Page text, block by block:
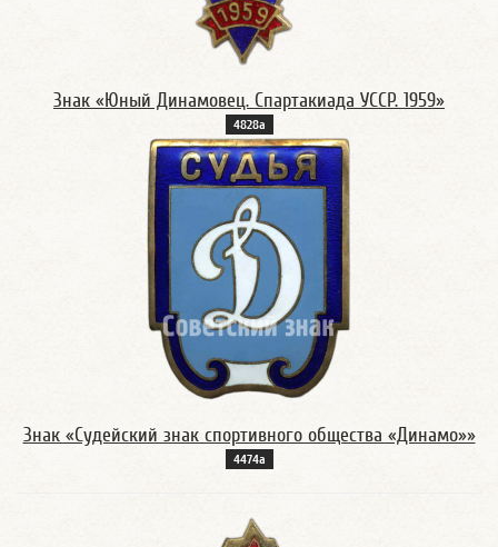
Знак «Юный Динамовец. Спартакиада УССР. 1959»
4828а
Знак «Судейский знак спортивного общества «Динамо»»
4474а